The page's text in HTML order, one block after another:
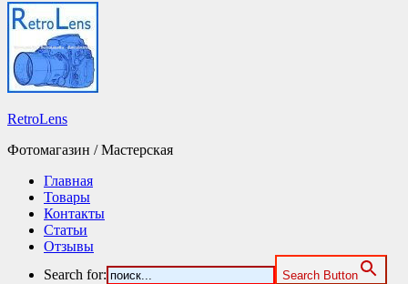
RetroLens
Фотомагазин / Мастерская
Главная
Товары
Контакты
Статьи
Отзывы
Search for:
Search Button